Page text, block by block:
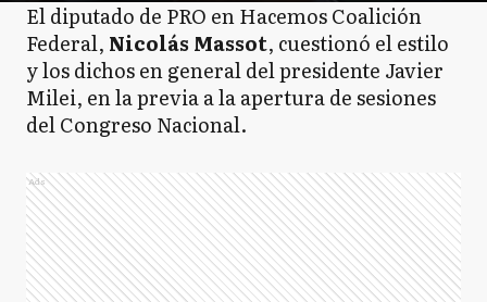
El diputado de PRO en Hacemos Coalición
Federal, Nicolás Massot, cuestionó el estilo
y los dichos en general del presidente Javier
Milei, en la previa a la apertura de sesiones
del Congreso Nacional.
Ads